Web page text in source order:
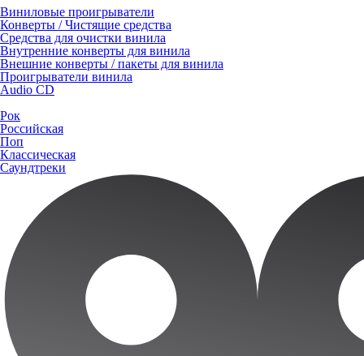
Виниловые проигрыватели
Конверты / Чистящие средства
Средства для очистки винила
Внутренние конверты для винила
Внешние конверты / пакеты для винила
Проигрыватели винила
Audio CD
Рок
Российская
Поп
Классическая
Саундтреки